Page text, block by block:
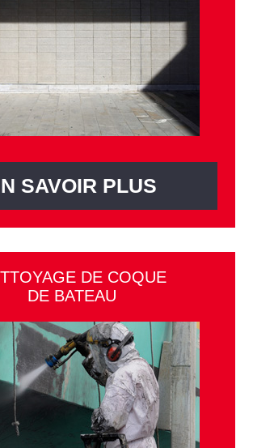
SAVOIR PLUS
DE COQUE
DE BATEAU